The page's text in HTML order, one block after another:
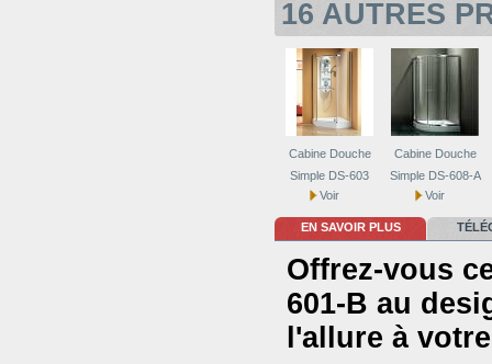
16 AUTRES
Cabine Douche
Simple DS-603
Voir
Cabine Douche
Simple DS-608-A
Voir
EN SAVOIR PLUS
Offrez-vous
601-B au
l'allure à